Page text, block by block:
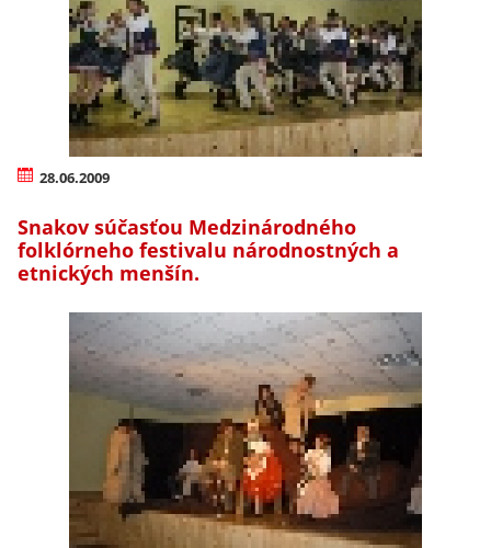
28.06.2009
Snakov súčasťou Medzinárodného
folklórneho festivalu národnostných a
etnických menšín.